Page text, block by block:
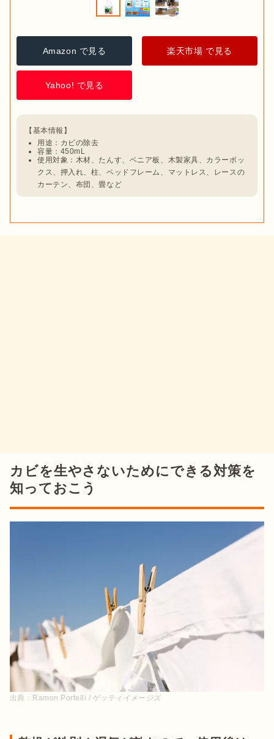
Amazon で見る 楽天市場 で見る
Yahoo! で見る
用途：カビの除去
容量：450mL
使用対象：木材、たんす、ベニア板、木製家具、カラーボッ
クス、押入れ、柱、ベッドフレーム、マットレス、レースの
カーテン、布団、畳など
カビを生やさないためにできる対策を
知っておこう
出典： Ramon Portelli / ゲッティイメージズ